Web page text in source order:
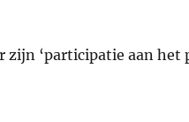
‘participatie aan het